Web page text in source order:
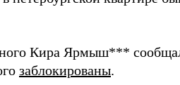
Кира Ярмыш***
заблокированы.